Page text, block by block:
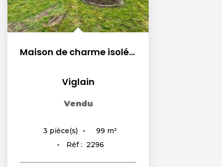
Maison de charme isolée avec dépendances et vaste terrain...
Viglain
Vendu
3 pièce(s) 99 m²
Réf : 2296